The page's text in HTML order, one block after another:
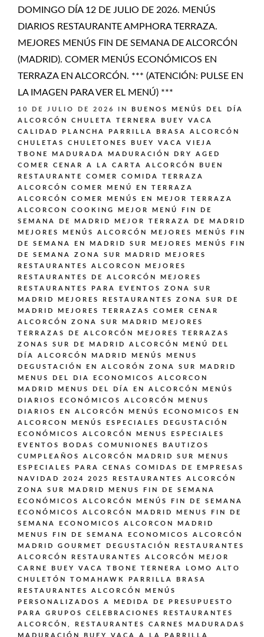
DOMINGO DÍA 12 DE JULIO DE 2026. MENÚS
DIARIOS RESTAURANTE AMPHORA TERRAZA.
MEJORES MENÚS FIN DE SEMANA DE ALCORCÓN
(MADRID). COMER MENÚS ECONÓMICOS EN
TERRAZA EN ALCORCÓN. *** (ATENCIÓN: PULSE EN
LA IMAGEN PARA VER EL MENÚ) ***
10 DE JULIO DE 2026 IN
BUENOS MENÚS DEL DÍA
ALCORCÓN
CHULETA TERNERA BUEY VACA
CALIDAD PLANCHA PARRILLA BRASA ALCORCÓN
CHULETAS CHULETONES BUEY VACA VIEJA
TBONE MADURADA MADURACIÓN DRY AGED
COMER CENAR A LA CARTA ALCORCÓN BUEN
RESTAURANTE
COMER COMIDA TERRAZA
ALCORCÓN
COMER MENÚ EN TERRAZA
ALCORCÓN
COMER MENÚS EN MEJOR TERRAZA
ALCORCON
COOKING
MEJOR MENÚ FIN DE
SEMANA DE MADRID
MEJOR TERRAZA DE MADRID
MEJORES MENÚS ALCORCÓN
MEJORES MENÚS FIN
DE SEMANA EN MADRID SUR
MEJORES MENÚS FIN
DE SEMANA ZONA SUR MADRID
MEJORES
RESTAURANTES ALCORCON
MEJORES
RESTAURANTES DE ALCORCÓN
MEJORES
RESTAURANTES PARA EVENTOS ZONA SUR
MADRID
MEJORES RESTAURANTES ZONA SUR DE
MADRID
MEJORES TERRAZAS COMER CENAR
ALCORCÓN ZONA SUR MADRID
MEJORES
TERRAZAS DE ALCORCÓN
MEJORES TERRAZAS
ZONAS SUR DE MADRID ALCORCÓN
MENÚ DEL
DÍA ALCORCÓN MADRID
MENÚS
MENUS
DEGUSTACIÓN EN ALCORÓN ZONA SUR MADRID
MENUS DEL DIA ECONOMICOS ALCORCON
MADRID
MENUS DEL DÍA EN ALCORCÓN
MENÚS
DIARIOS ECONÓMICOS ALCORCÓN
MENUS
DIARIOS EN ALCORCÓN
MENÚS ECONOMICOS EN
ALCORCON
MENÚS ESPECIALES DEGUSTACIÓN
ECONÓMICOS ALCORCÓN
MENUS ESPECIALES
EVENTOS BODAS COMUNIONES BAUTIZOS
CUMPLEAÑOS ALCORCÓN MADRID SUR
MENUS
ESPECIALES PARA CENAS COMIDAS DE EMPRESAS
NAVIDAD 2024 2025 RESTAURANTES ALCORCÓN
ZONA SUR MADRID
MENUS FIN DE SEMANA
ECONÓMICOS ALCORCÓN
MENÚS FIN DE SEMANA
ECONÓMICOS ALCORCÓN MADRID
MENUS FIN DE
SEMANA ECONOMICOS ALCORCON MADRID
MENUS FIN DE SEMANA ECONOMICOS ALCORCÓN
MADRID GOURMET DEGUSTACIÓN
RESTAURANTES
ALCORCÓN
RESTAURANTES ALCORCÓN MEJOR
CARNE BUEY VACA TBONE TERNERA LOMO ALTO
CHULETÓN TOMAHAWK PARRILLA BRASA
RESTAURANTES ALCORCÓN MENÚS
PERSONALIZADOS A MEDIDA DE PRESUPUESTO
PARA GRUPOS CELEBRACIONES
RESTAURANTES
ALCORCÓN,
RESTAURANTES CARNES MADURADAS
MADURACIÓN BUEY VACA A LA PARRILLA